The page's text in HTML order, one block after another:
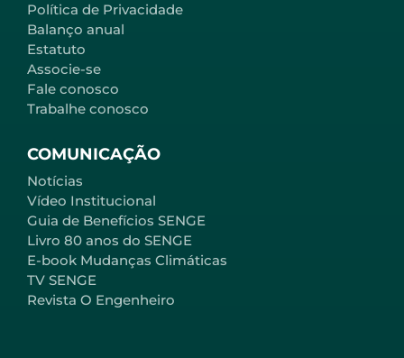
Política de Privacidade
Balanço anual
Estatuto
Associe-se
Fale conosco
Trabalhe conosco
COMUNICAÇÃO
Notícias
Vídeo Institucional
Guia de Benefícios SENGE
Livro 80 anos do SENGE
E-book Mudanças Climáticas
TV SENGE
Revista O Engenheiro